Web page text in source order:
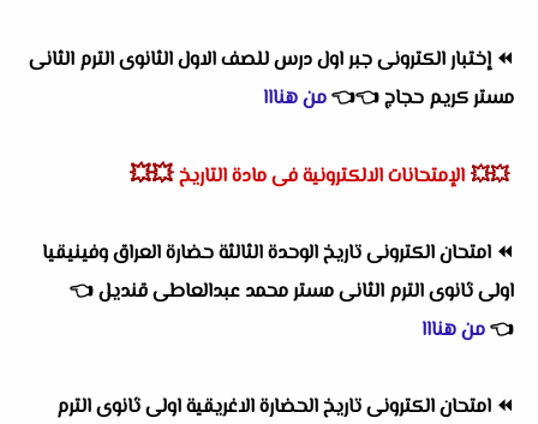
⏪إختبار الكترونى جبر اول درس للصف الاول الثانوى الترم الثانى
مستر كريم حجاج👈
👈من هنااا
💥💥 الإمتحانات الالكترونية فى مادة التاريخ 💥💥
⏪ امتحان الكترونى تاريخ الوحدة الثالثة حضارة العراق وفينيقيا
اولى ثانوى الترم الثانى مستر محمد عبدالعاطى قنديل👈
👈من هنااا
⏪ امتحان الكترونى تاريخ الحضارة الاغريقية اولى ثانوى الترم